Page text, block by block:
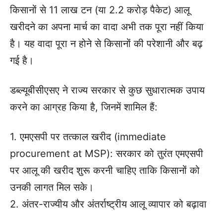
किसानों से 11 लाख टन (या 2.2 करोड़ पैकेट) आलू
खरीदने का अपना मार्च का वादा अभी तक पूरा नहीं किया
है। यह वादा पूरा न होने से किसानों की परेशानी और बढ़
गई है।
डब्ल्यूबीसीएसए ने राज्य सरकार से कुछ सुधारात्मक उपाय
करने का आग्रह किया है, जिनमें शामिल हैं:
1. एमएसपी पर तत्काल खरीद (immediate
procurement at MSP): सरकार को तुरंत एमएसपी
पर आलू की खरीद शुरू करनी चाहिए ताकि किसानों को
उनकी लागत मिल सके।
2. अंतर-राज्यीय और अंतर्राष्ट्रीय आलू व्यापार को बढ़ावा